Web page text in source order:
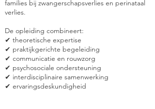
families bij zwangerschapsverlies en perinataal
verlies.
De opleiding combineert:
✔ theoretische expertise
✔ praktijkgerichte begeleiding
✔ communicatie en rouwzorg
✔ psychosociale ondersteuning
✔ interdisciplinaire samenwerking
✔ ervaringsdeskundigheid